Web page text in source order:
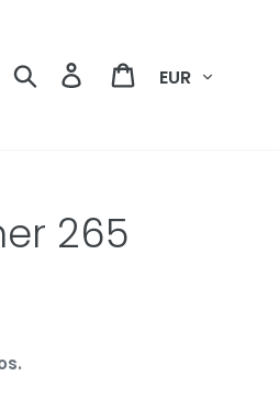
Buscar IngresarCarrito
265